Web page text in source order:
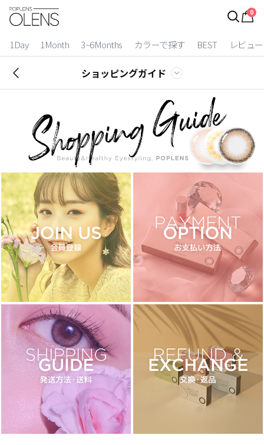
0
1Day 1Month 3~6Months カラーで探す BEST レビュー
ログイン
カラコン比較
今月限定特典
カラコン
1 Day
2 Weeks
1 Month
3~6 Months
よりどりキット
カラー
ブラウン
チョコ
グレー
ブラック
ヘーゼル
グリーン
ブルー
透明
乱視用
ハロウィンカラコン
ケア用品
ショッピングガイド